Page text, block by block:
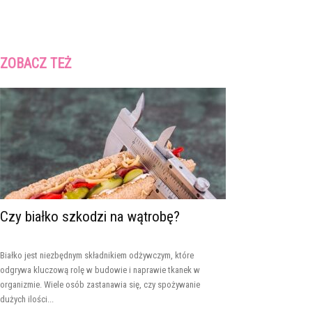
ZOBACZ TEŻ
Czy białko szkodzi na wątrobę?
Białko jest niezbędnym składnikiem odżywczym, które
odgrywa kluczową rolę w budowie i naprawie tkanek w
organizmie. Wiele osób zastanawia się, czy spożywanie
dużych ilości...